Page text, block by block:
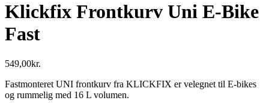
Klickfix Frontkurv Uni E-Bike
Fast
549,00kr.
Fastmonteret UNI frontkurv fra KLICKFIX er velegnet til E-bikes
og rummelig med 16 L volumen.